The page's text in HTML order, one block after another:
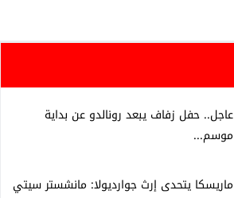
عاجل.. حفل زفاف يبعد رونالدو عن بداية
موسم...
ماريسكا يتحدى إرث جوارديولا: مانشستر سيتي